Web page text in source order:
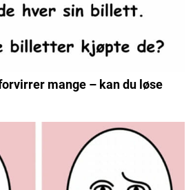
mange – kan du løse